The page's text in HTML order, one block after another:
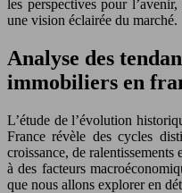
les perspectives pour
une vision éclairée du marché.
Analyse des
immobiliers en
L’étude de l’évolution
France révèle des cycles
croissance, de
à des facteurs
que nous allons explorer en